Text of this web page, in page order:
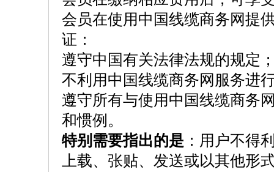
会员在使用中国线缆商务网提
证：
遵守中国有关法律法规的规定
不利用中国线缆商务网服务进
遵守所有与使用中国线缆商务
和惯例。
特别需要指出的是 ：用户不得
上载、张贴、发送或以其他形